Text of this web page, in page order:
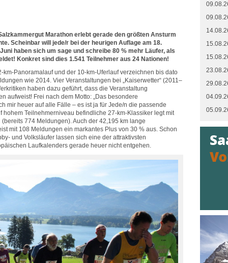
Marathon erlebt gerade den größten Ansturm
Scheinbar will jede/r bei der heurigen Auflage am 18.
haben sich um sage und schreibe 80 % mehr Läufer, als
Konkret sind dies 1.541 Teilnehmer aus 24 Nationen!
und der 10‐km‐Uferlauf verzeichnen bis dato
wie 2014. Vier Veranstaltungen bei „Kaiserwetter“ (2011–
haben dazu geführt, dass die Veranstaltung
aufweist! Frei nach dem Motto: „Das besondere
mir heuer auf alle Fälle – es ist ja für Jede/n die passende
hohem Teilnehmerniveau befindliche 27‐km‐Klassiker legt mit
774 Meldungen). Auch der 42,195 km lange
mit 108 Meldungen ein markantes Plus von 30 % aus. Schon
und Volksläufer lassen sich eine der attraktivsten
Laufkalenders gerade heuer nicht entgehen.